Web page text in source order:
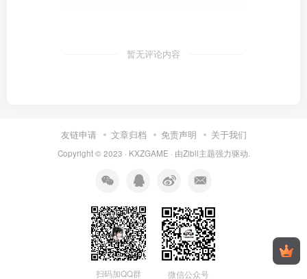
暂无评论内容
友链申请 文章归档 免责声明 关于我们
Copyright © 2023 · KXZGAME · 由Zibll主题强力驱动.
扫码加QQ群 微信公众号